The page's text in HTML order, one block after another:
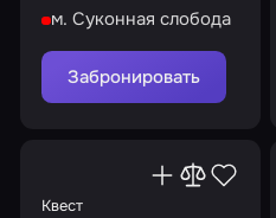
1965 году
м. Суконная слобода
Забронировать
Квест